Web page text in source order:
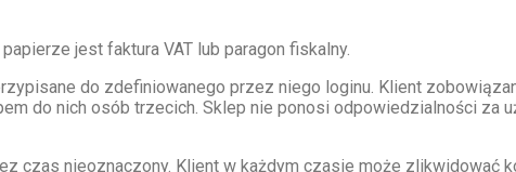
jest faktura VAT lub paragon fiskalny.
do zdefiniowanego przez niego loginu. Klient
do nich osób trzecich. Sklep nie ponosi odpowiedzialności za
czas nieoznaczony. Klient w każdym czasie może zlikwidować